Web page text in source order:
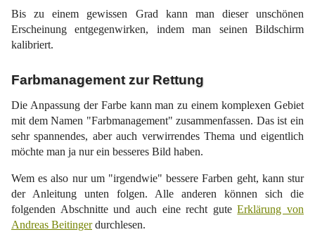
Bis zu einem gewissen Grad kann man dieser unschönen
Erscheinung entgegenwirken, indem man seinen Bildschirm
kalibriert.
Farbmanagement zur Rettung
Die Anpassung der Farbe kann man zu einem komplexen Gebiet
mit dem Namen "Farbmanagement" zusammenfassen. Das ist ein
sehr spannendes, aber auch verwirrendes Thema und eigentlich
möchte man ja nur ein besseres Bild haben.
Wem es also nur um "irgendwie" bessere Farben geht, kann stur
der Anleitung unten folgen. Alle anderen können sich die
folgenden Abschnitte und auch eine recht guteErklärung von
Andreas Beitingerdurchlesen.